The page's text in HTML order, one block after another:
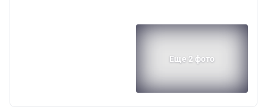
Еще 2 фото